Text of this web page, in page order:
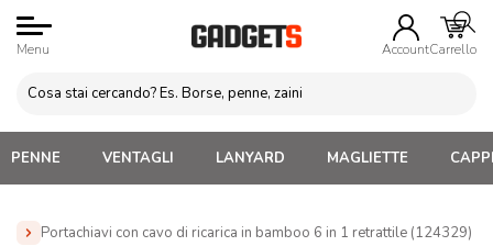
Menu AccountCarrello
PENNE VENTAGLI LANYARD MAGLIETTE
Portachiavi con cavo di ricarica in bamboo 6 in 1 retrattile (124329)